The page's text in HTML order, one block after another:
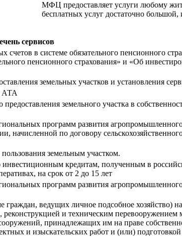
МФЦ предоставляет услуги любому
бесплатных услуг достаточно
сервисов
в системе обязательного пенсионного
пенсионного страхования» и «Об
земельных участков и установления
АТА
земельного участка в
программ развития
начисленной по договору
земельным участком.
кредитам, полученным в
на срок от 2 до 15 лет
программ развития
ведущих личное подсобное хозяйство)
и техническим
принадлежащих им на праве
и изыскательских работ и (или)